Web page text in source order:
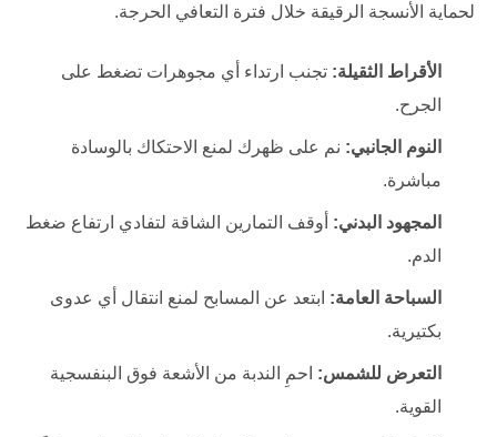
لحماية الأنسجة الرقيقة خلال فترة التعافي الحرجة.
الأقراط الثقيلة: تجنب ارتداء أي مجوهرات تضغط على
الجرح.
النوم الجانبي: نم على ظهرك لمنع الاحتكاك بالوسادة
مباشرة.
المجهود البدني: أوقف التمارين الشاقة لتفادي ارتفاع ضغط
الدم.
السباحة العامة: ابتعد عن المسابح لمنع انتقال أي عدوى
بكتيرية.
التعرض للشمس: احمِ الندبة من الأشعة فوق البنفسجية
القوية.